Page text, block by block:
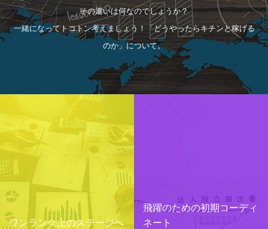
その違いは何なのでしょうか？
一緒になってトコトン考えましょう！「どうやったらキチンと稼げる
のか」について。
ワンランク上のステージへ
飛躍のための初期コーディ
ネート